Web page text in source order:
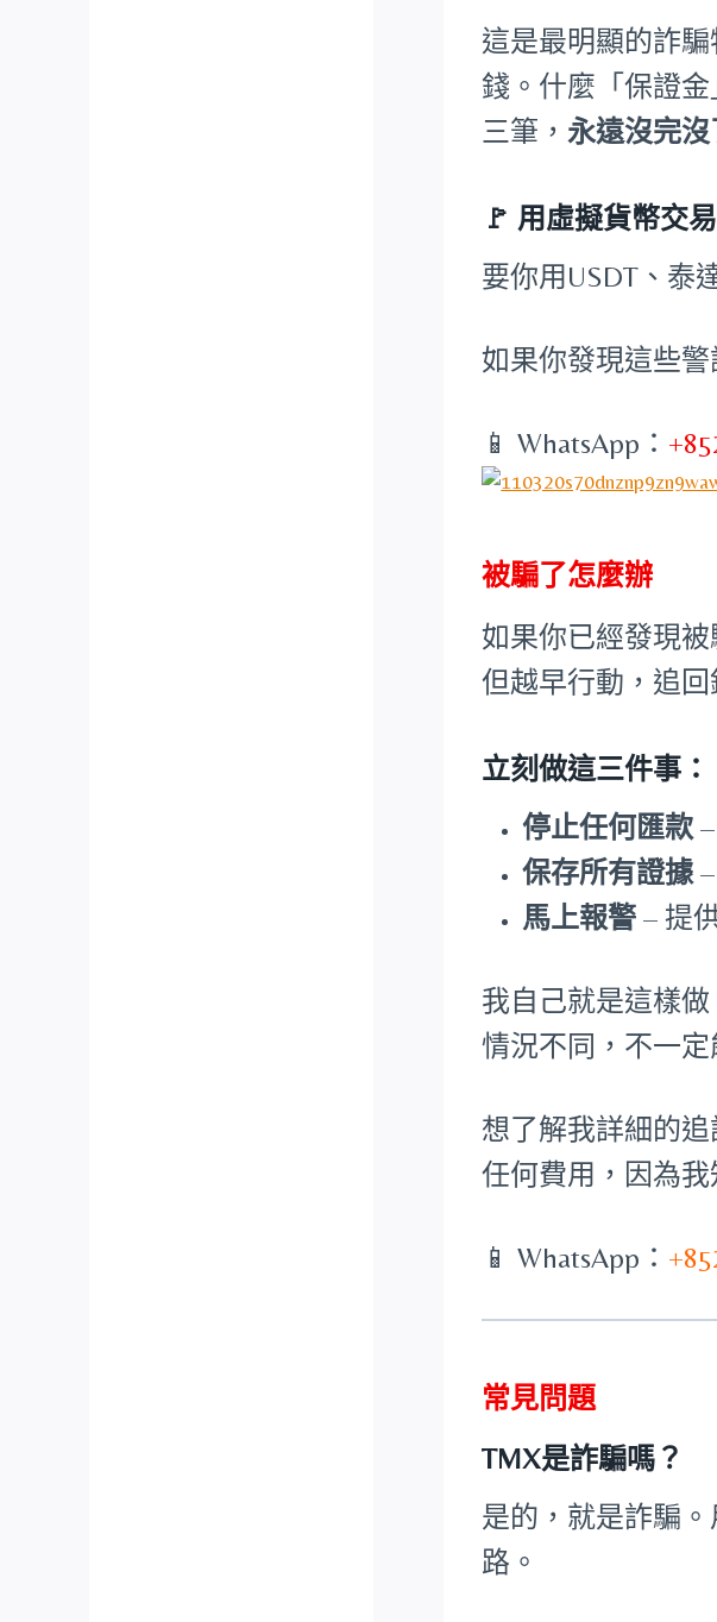
這是最明顯的詐
錢。什麼「保證
三筆， 永遠沒完沒
🚩 用虛擬貨幣交易
要你用USDT、泰
如果你發現這些
📱 WhatsApp：
被騙了怎麼辦
如果你已經發現被
但越早行動，追回
立刻做這三件事：
停止任何匯款
保存所有證據
馬上報警 – 提
我自己就是這樣
情況不同，不一
想了解我詳細的
任何費用，因為
📱 WhatsApp：
常見問題
TMX是詐騙嗎？
是的，就是詐騙
路。